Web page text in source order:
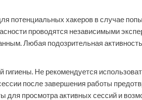
потенциальных хакеров в случае
проводятся независимыми
Любая подозрительная
Не рекомендуется
после завершения работы
просмотра активных сессий и